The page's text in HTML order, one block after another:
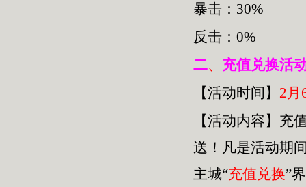
暴击：30%
反击：0%
二、 充值兑换活
【活动时间】 2月
【活动内容】充
送！凡是活动期
主城“充值兑换”